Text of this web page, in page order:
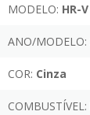
MODELO: HR-V
ANO/MODELO:
COR: Cinza
COMBUSTÍVEL: